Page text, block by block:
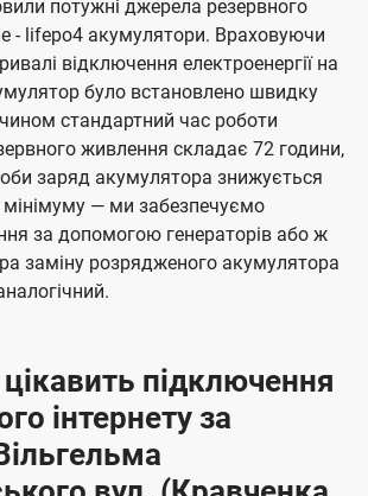
потужні джерела резервного
- lifepo4 акумулятори. Враховуючи
відключення електроенергії на
було встановлено швидку
стандартний час роботи
живлення складає 72 години,
заряд акумулятора знижується
— ми забезпечуємо
за допомогою генераторів або ж
заміну розрядженого акумулятора
підключення
інтернету за